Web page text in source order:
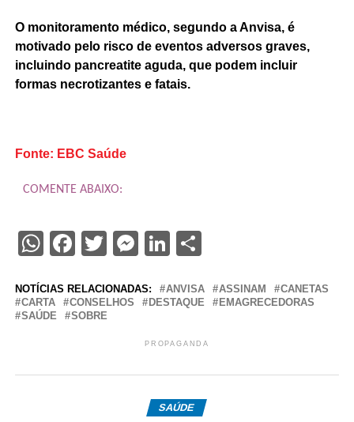
O monitoramento médico, segundo a Anvisa, é
motivado pelo risco de eventos adversos graves,
incluindo pancreatite aguda, que podem incluir
formas necrotizantes e fatais.
Fonte: EBC Saúde
COMENTE ABAIXO:
WhatsApp
Facebook
Twitter
Messenger
LinkedIn
Share
NOTÍCIAS RELACIONADAS: ANVISA ASSINAM
CANETAS
CARTA
CONSELHOS DESTAQUE
EMAGRECEDORAS
SAÚDE
SOBRE
PROPAGANDA
SAÚDE